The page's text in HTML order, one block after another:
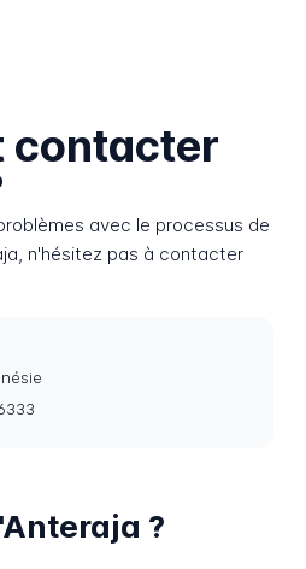
contacter
avec le processus de
n'hésitez pas à contacter
?